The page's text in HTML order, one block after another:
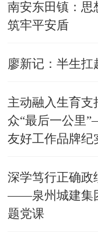
南安东田镇：思
筑牢平安盾
廖新记：半生
主动融入生育支
众“最后一公里
友好工作品牌纪
深学笃行正确政
——泉州城建集
题党课